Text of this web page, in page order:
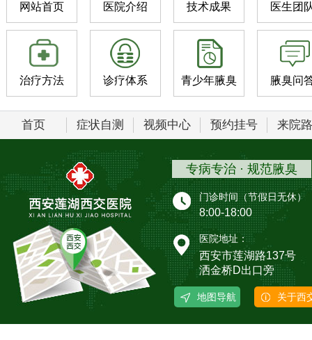
网站首页 医院介绍 技术成果 医生团
治疗方法 诊疗体系 青少年腋臭 腋臭问
首页 症状自测 视频中心 预约挂号 来院
专病专治 · 规范腋臭
门诊时间（节假日无休）
8:00-18:00
医院地址：
西安市莲湖路137号
洒金桥D出口旁
地图导航 关于西